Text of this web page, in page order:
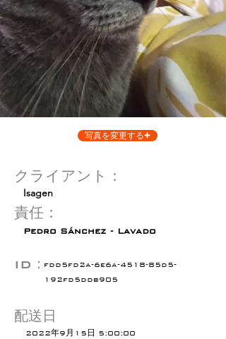
写真を変更する
Isagen
クライアント：
責任：
Pedro Sánchez - Lavado
fdd5fd2a-6e6a-4518-85d5-
192fd5ddb905
ID：
配送日
2022年9月15日 5:00:00